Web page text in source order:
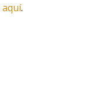
aquí.